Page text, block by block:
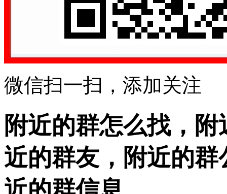
微信扫一扫，添加关注
附近的群怎么找，
近的群友，附近的